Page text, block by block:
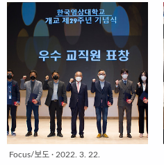
변화된 웹툰, 게임 등 문화예술산업계
의 현장 목소리를 듣고 정책적 대응
방안을 모색했다고 포럼은 전했다. 첫
번째 발제를 맡은 김도균 크래프톤 딥
러닝본부 팀장은..
디어를 공유하는 글로벌 콘퍼런스 '커
넥티드 잉크 2022'를 오는 9일 경기
도 안양시 연성대에서 개최한다. 'K-
웹툰'을 주제로 한국이 선도하는 웹툰
시장 관련, 웹툰 시스템 창작·제작 현
황과 미래를 공유한다. 커넥티드 잉크
는 2016년부터 와콤이 열어 온 글로
벌 콘퍼런스 행사다. 세계 파트너들과
함께 예술, 기술, 교육 등 분야에서 새
로운 가능성을 논의하는 정보 공유의
장이다. 온·오프라인으로 진행되는 행
Focus/보도 · 2022. 3. 22.